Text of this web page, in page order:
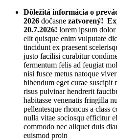
Dôležitá informácia o
2026 dočasne zatvorený!
20.7.2026! lorem ipsum dolor
elit quisque enim vulputate
tincidunt ex praesent
justo facilisi curabitur
fermentum felis ad feugiat
nisi fusce metus natoque
bibendum eget curae suscipit
risus pulvinar hendrerit
habitasse venenatis fringilla
pellentesque rhoncus a class
nulla vitae sociosqu efficitur
commodo nec aliquet duis
euismod proin